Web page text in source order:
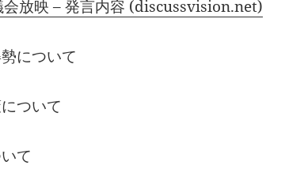
放映 – 発言内容 (discussvision.net)
について
ついて
て